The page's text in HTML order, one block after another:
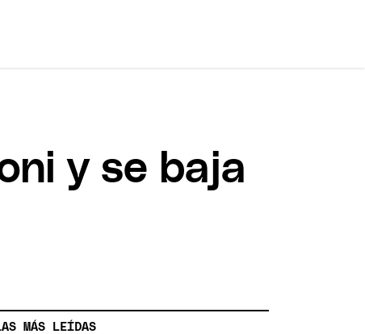
y se baja
MÁS LEÍDAS